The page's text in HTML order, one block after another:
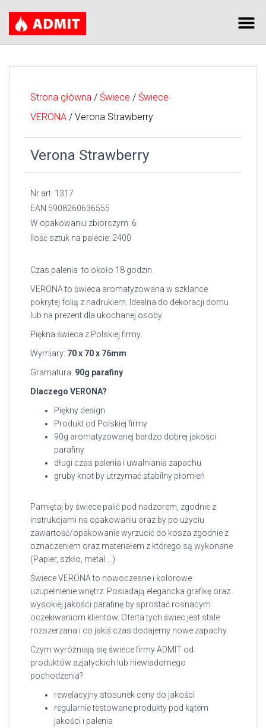
Strona główna / Świece / Świece
VERONA / Verona Strawberry
Verona Strawberry
Nr art. 1317
EAN 5908260636555
W opakowaniu zbiorczym: 6
Ilość sztuk na palecie: 2400
Czas palenia to około 18 godzin.
VERONA to świeca aromatyzowana w szklance
pokrytej folią z nadrukiem. Idealna do dekoracji domu
lub na prezent dla ukochanej osoby.
Piękna świeca z Polskiej firmy.
Wymiary: 70 x 70 x 76mm
Gramatura: 90g parafiny
Dlaczego VERONA?
Piękny design
Produkt od Polskiej firmy
90g aromatyzowanej bardzo dobrej jakości
parafiny
długi czas palenia i uwalniania zapachu
gruby knot by utrzymać stabilny płomień
Pamiętaj by świece palić pod nadzorem, zgodnie z
instrukcjami na opakowaniu oraz by po użyciu
zawartość/opakowanie wyrzucić do kosza zgodnie z
oznaczeniem oraz materiałem z którego są wykonane
(Papier, szkło, metal….)
Świece VERONA to nowoczesne i kolorowe
uzupełnienie wnętrz. Posiadają elegancka grafikę oraz
wysokiej jakości parafinę by sprostać rosnacym
oczekiwaniom klientów. Oferta tych świec jest stale
rozszerzana i co jakiś czas dodajemy nowe zapachy.
Czym wyróżniają się świece firmy ADMIT od
produktów azjatyckich lub niewiadomego
pochodzenia?
rewelacyjny stosunek ceny do jakości
regularnie testowane produkty pod kątem
jakości i palenia